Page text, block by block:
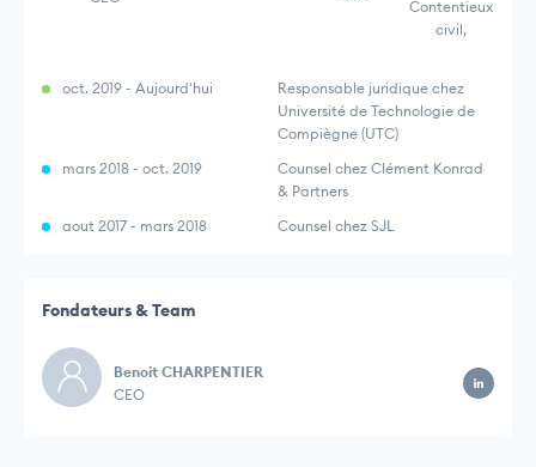
Contentieux
civil,
oct. 2019 - Aujourd'hui
Responsable juridique chez
Université de Technologie de
Compiègne (UTC)
mars 2018 - oct. 2019
Counsel chez Clément Konrad
& Partners
aout 2017 - mars 2018
Counsel chez SJL
Fondateurs & Team
Benoit CHARPENTIER
CEO